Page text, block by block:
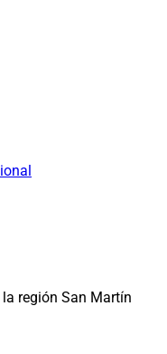
región San Martín